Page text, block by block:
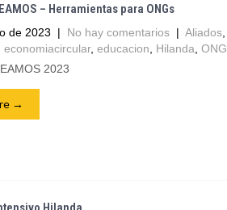
– Herramientas para ONGs
de 2023 | No hay comentarios | Aliados,
economiacircular, educacion Hilanda ONG
2023
→